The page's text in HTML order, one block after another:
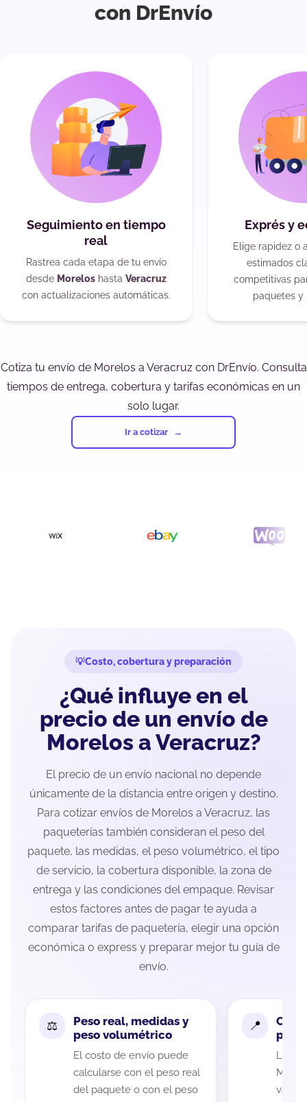
con DrEnvío
Seguimiento en tiempo
real
Rastrea cada etapa de tu envío
desde Moreloshasta Veracruz
con actualizaciones automáticas.
Exprés y
Elige rapidez o
estimados
competitivas
paquetes y
Cotiza tu envío de Morelos a Veracruz con DrEnvío. Consulta
tiempos de entrega, cobertura y tarifas económicas en un
solo lugar.
Ir a cotizar
Costo, cobertura y preparación
¿Qué influye en el
precio de un envío de
Morelos a Veracruz?
El precio de un envío nacional no depende
únicamente de la distancia entre origen y destino.
Para cotizar envíos de Morelos a Veracruz, las
paqueterías también consideran el peso del
paquete, las medidas, el peso volumétrico, el tipo
de servicio, la cobertura disponible, la zona de
entrega y las condiciones del empaque. Revisar
estos factores antes de pagar te ayuda a
comparar tarifas de paquetería, elegir una opción
económica o express y preparar mejor tu guía de
envío.
Peso real, medidas y
peso volumétrico
El costo de envío puede
calcularse con el peso real
del paquete o con el peso
La
variar